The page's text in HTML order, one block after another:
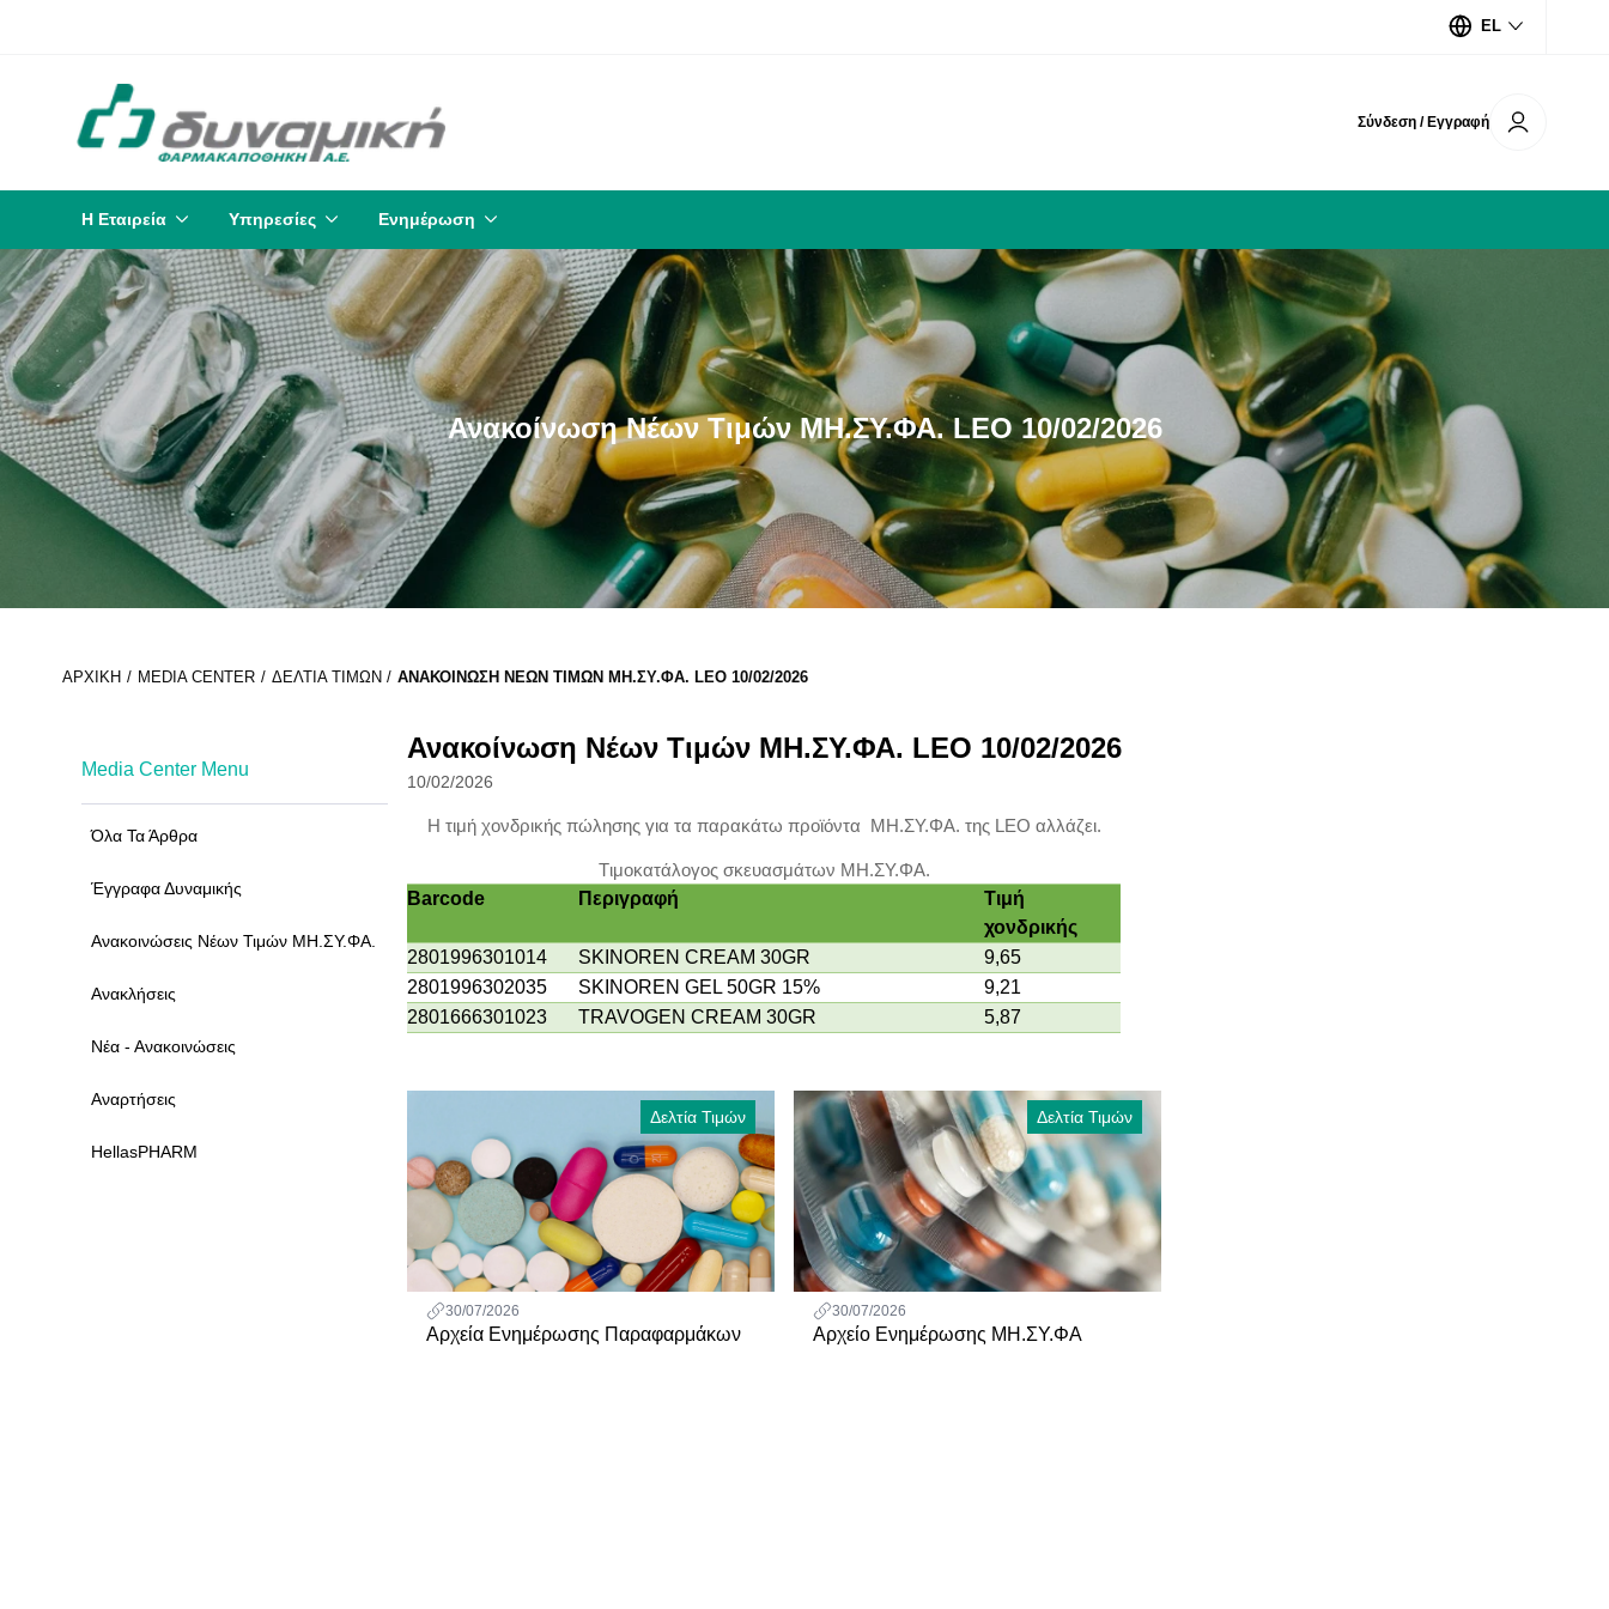
EL
Σύνδεση / Εγγραφή
Η Εταιρεία Υπηρεσίες Ενημέρωση
Ανακοίνωση Νέων Τιμών ΜΗ.ΣΥ.ΦΑ. LEO 10/02/2026
ΑΡΧΙΚΉ MEDIA CENTER ΔΕΛΤΊΑ ΤΙΜΏΝ ΑΝΑΚΟΊΝΩΣΗ ΝΈΩΝ ΤΙΜΏΝ ΜΗ.ΣΥ.ΦΑ. LEO 10/02/2026
Media Center Menu
Όλα Τα Άρθρα
Έγγραφα Δυναμικής
Ανακοινώσεις Νέων Τιμών ΜΗ.ΣΥ.ΦΑ.
Ανακλήσεις
Νέα - Ανακοινώσεις
Αναρτήσεις
HellasPHARM
Ανακοίνωση Νέων Τιμών ΜΗ.ΣΥ.ΦΑ. LEO 10/02/2026
10/02/2026
Η τιμή χονδρικής πώλησης για τα παρακάτω προϊόντα ΜΗ.ΣΥ.ΦΑ. της LEO αλλάζει.
Tιμοκατάλογος σκευασμάτων ΜΗ.ΣΥ.ΦΑ.
Barcode
Περιγραφή
Τιμή
χονδρικής
2801996301014
SKINOREN CREAM 30GR
9,65
2801996302035
SKINOREN GEL 50GR 15%
9,21
2801666301023
TRAVOGEN CREAM 30GR 5,87
Δελτία Τιμών
30/07/2026
Αρχεία Ενημέρωσης Παραφαρμάκων
Δελτία Τιμών
30/07/2026
Αρχείο Ενημέρωσης ΜΗ.ΣΥ.ΦΑ